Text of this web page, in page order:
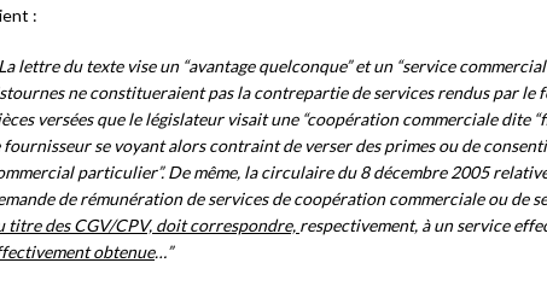
:
La lettre du texte vise un “avantage quelconque” et un “service
ne constitueraient pas la contrepartie de services rendus par le
versées que le législateur visait une “coopération commerciale dite
fournisseur se voyant alors contraint de verser des primes ou de
particulier”. De même, la circulaire du 8 décembre 2005
de rémunération de services de coopération commerciale ou de
titre des CGV/CPV, doit correspondre, respectivement, à un service
obtenue…”